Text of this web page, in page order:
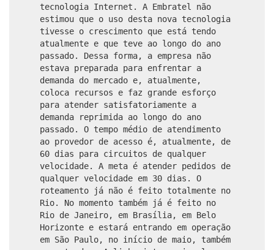
tecnologia Internet. A Embratel não
estimou que o uso desta nova tecnologia
tivesse o crescimento que está tendo
atualmente e que teve ao longo do ano
passado. Dessa forma, a empresa não
estava preparada para enfrentar a
demanda do mercado e, atualmente,
coloca recursos e faz grande esforço
para atender satisfatoriamente a
demanda reprimida ao longo do ano
passado. O tempo médio de atendimento
ao provedor de acesso é, atualmente, de
60 dias para circuitos de qualquer
velocidade. A meta é atender pedidos de
qualquer velocidade em 30 dias. O
roteamento já não é feito totalmente no
Rio. No momento também já é feito no
Rio de Janeiro, em Brasília, em Belo
Horizonte e estará entrando em operação
em São Paulo, no início de maio, também